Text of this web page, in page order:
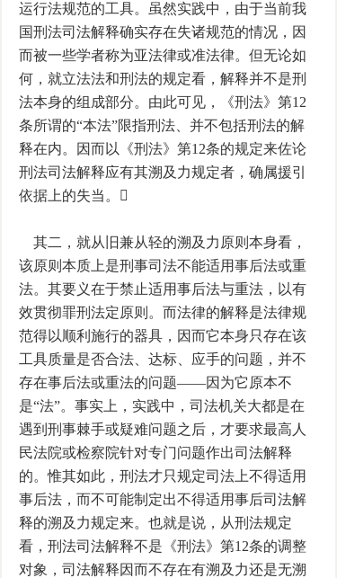
运行法规范的工具。虽然实践中，由于当前我
国刑法司法解释确实存在失诸规范的情况，因
而被一些学者称为亚法律或准法律。但无论如
何，就立法法和刑法的规定看，解释并不是刑
法本身的组成部分。由此可见，《刑法》第12
条所谓的“本法”限指刑法、并不包括刑法的解
释在内。因而以《刑法》第12条的规定来佐论
刑法司法解释应有其溯及力规定者，确属援引
依据上的失当。
其二，就从旧兼从轻的溯及力原则本身看，
该原则本质上是刑事司法不能适用事后法或重
法。其要义在于禁止适用事后法与重法，以有
效贯彻罪刑法定原则。而法律的解释是法律规
范得以顺利施行的器具，因而它本身只存在该
工具质量是否合法、达标、应手的问题，并不
存在事后法或重法的问题――因为它原本不
是“法”。事实上，实践中，司法机关大都是在
遇到刑事棘手或疑难问题之后，才要求最高人
民法院或检察院针对专门问题作出司法解释
的。惟其如此，刑法才只规定司法上不得适用
事后法，而不可能制定出不得适用事后司法解
释的溯及力规定来。也就是说，从刑法规定
看，刑法司法解释不是《刑法》第12条的调整
对象，司法解释因而不存在有溯及力还是无溯